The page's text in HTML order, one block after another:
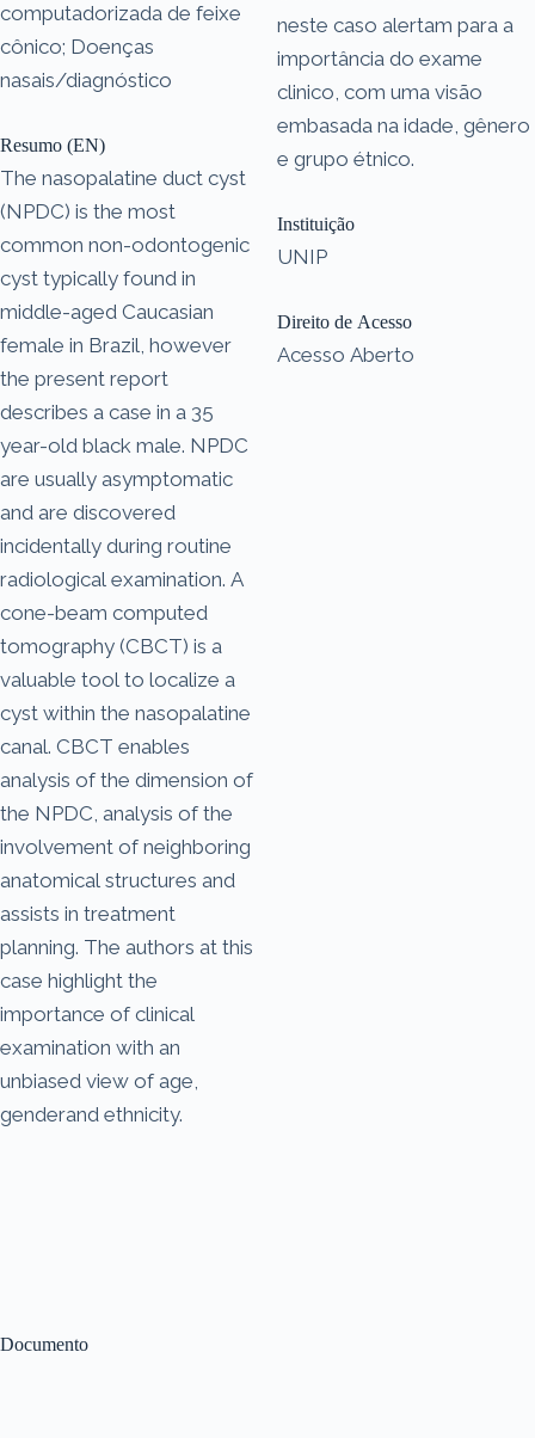
Documento
computadorizada de feixe
cônico; Doenças
nasais/diagnóstico
Resumo (EN)
The nasopalatine duct cyst
(NPDC) is the most
common non-odontogenic
cyst typically found in
middle-aged Caucasian
female in Brazil, however
the present report
describes a case in a 35
year-old black male. NPDC
are usually asymptomatic
and are discovered
incidentally during routine
radiological examination. A
cone-beam computed
tomography (CBCT) is a
valuable tool to localize a
cyst within the nasopalatine
canal. CBCT enables
analysis of the dimension of
the NPDC, analysis of the
involvement of neighboring
anatomical structures and
assists in treatment
planning. The authors at this
case highlight the
importance of clinical
examination with an
unbiased view of age,
genderand ethnicity.
neste caso alertam para a
importância do exame
clinico, com uma visão
embasada na idade, gênero
e grupo étnico.
Instituição
UNIP
Direito de Acesso
Acesso Aberto